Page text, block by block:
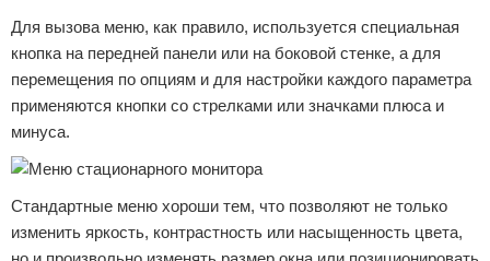
Для вызова меню, как правило, используется специальная
кнопка на передней панели или на боковой стенке, а для
перемещения по опциям и для настройки каждого параметра
применяются кнопки со стрелками или значками плюса и
минуса.
Стандартные меню хороши тем, что позволяют не только
изменить яркость, контрастность или насыщенность цвета,